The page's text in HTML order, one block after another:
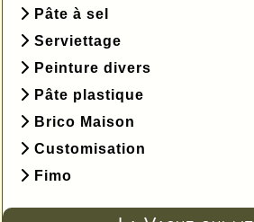
Pâte à sel
Serviettage
Peinture divers
Pâte plastique
Brico Maison
Customisation
Fimo